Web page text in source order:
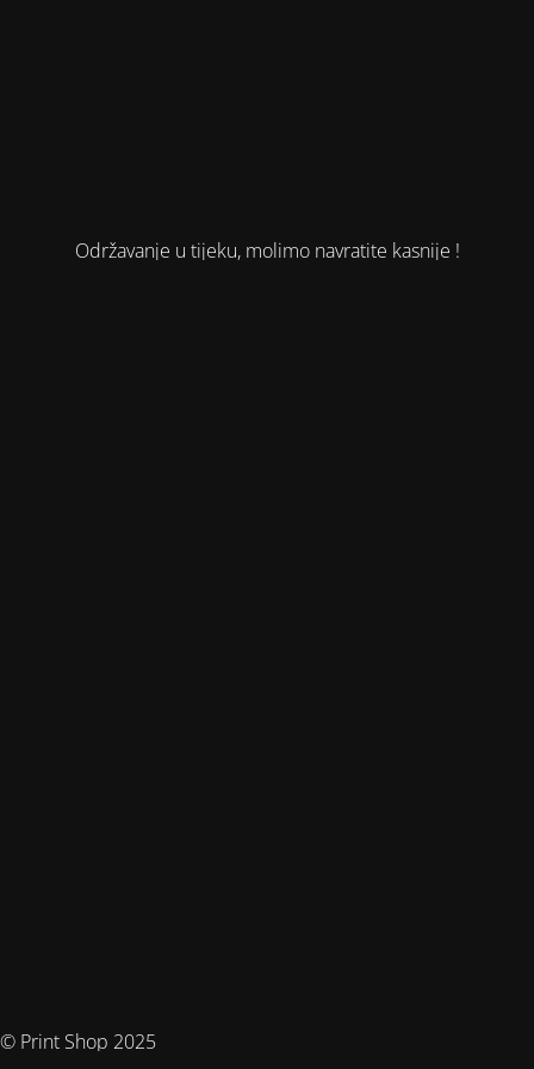
Održavanje u tijeku, molimo navratite kasnije !
© Print Shop 2025